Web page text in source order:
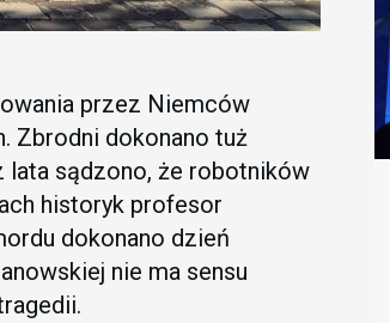
przez Niemców
Zbrodni dokonano tuż
lata sądzono, że robotników
historyk profesor
dokonano dzień
nie ma sensu